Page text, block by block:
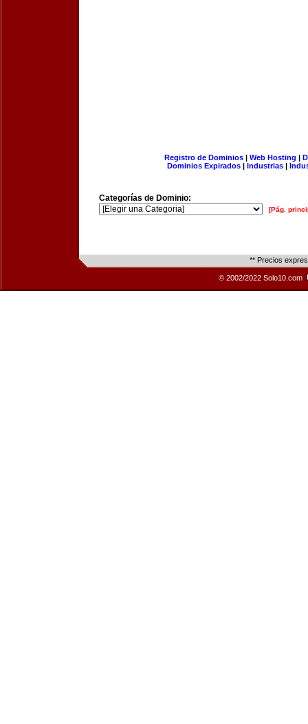
Registro de Dominios| Web Hosting |
Dominios Expirados | Industrias |
Categorías de Dominio:
[Pág.
** Precios
© 2002/2022 Solo10.com